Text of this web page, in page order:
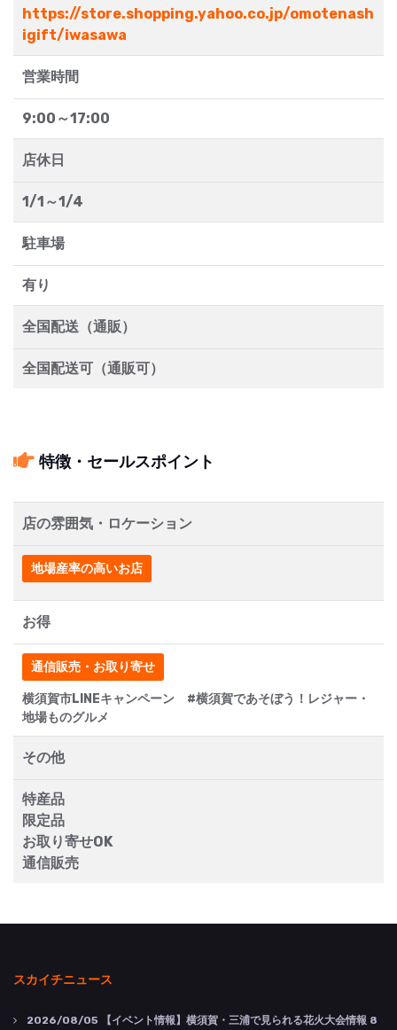
https://store.shopping.yahoo.co.jp/omotenash
igift/iwasawa
営業時間
9:00～17:00
店休日
1/1～1/4
駐車場
有り
全国配送（通販）
全国配送可（通販可）
特徴・セールスポイント
店の雰囲気・ロケーション
地場産率の高いお店
お得
通信販売・お取り寄せ
横須賀市LINEキャンペーン #横須賀であそぼう！レジャー・
地場ものグルメ
その他
特産品
限定品
お取り寄せOK
通信販売
スカイチニュース
2026/08/05 【イベント情報】横須賀・三浦で見られる花火大会情報 8